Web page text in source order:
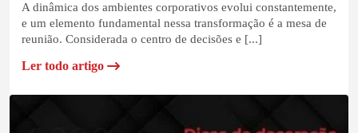
A dinâmica dos ambientes corporativos evolui constantemente,
e um elemento fundamental nessa transformação é a mesa de
reunião. Considerada o centro de decisões e [...]
Ler todo artigo